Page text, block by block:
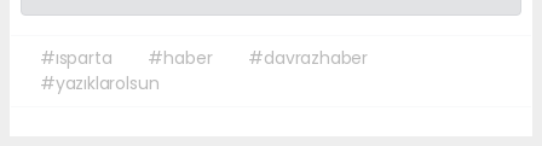
#ısparta #haber
#davrazhaber
#yazıklarolsun